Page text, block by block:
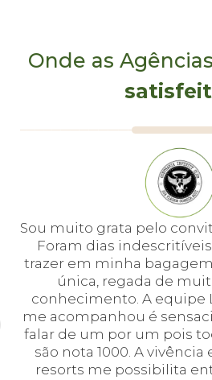
Onde as
Sou muito grata pelo
Foram dias
trazer em minha
única, regada de
conhecimento. A equipe
me acompanhou é
falar de um por um pois
são nota 1000. A
resorts me possibilita